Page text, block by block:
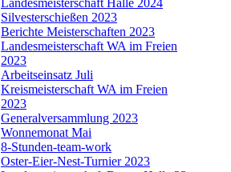
Landesmeisterschaft Halle 2024
Silvesterschießen 2023
Berichte Meisterschaften 2023
Landesmeisterschaft WA im Freien
2023
Arbeitseinsatz Juli
Kreismeisterschaft WA im Freien
2023
Generalversammlung 2023
Wonnemonat Mai
8-Stunden-team-work
Oster-Eier-Nest-Turnier 2023